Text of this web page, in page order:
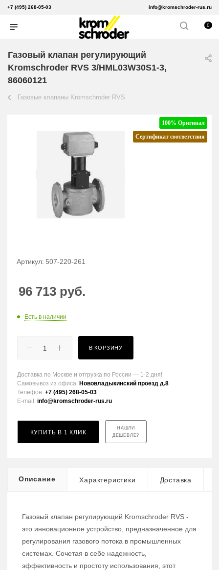
+7 (495) 268-05-03 info@kromschroder-rus.ru
0
Газовый клапан регулирующий
Kromschroder RVS 3/HML03W30S1-3,
86060121
Газовые клапаны Kromschroder RVS
100% Оригинал
Сертификат соответствия
Артикул: 507-220-261
96 713 руб.
Есть в наличии
В КОРЗИНУ
Доставка по Москве и отгрузка по России — 1-2 дня!
Самовывоз из офиса: Нововладыкинский проезд д.8
Телефон: +7 (495) 268-05-03
E-mail: info@kromschroder-rus.ru
КУПИТЬ В 1 КЛИК
НАШЛИ
ДЕШЕВЛЕ?
Описание Характеристики Доставка
Газовый клапан регулирующий Kromschroder RVS -
это инновационное устройство, предназначенное для
регулирования газового потока в промышленных
системах. Сочетая в себе надежность,
эффективность и простоту использования, этот